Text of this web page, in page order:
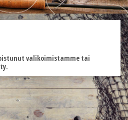
valikoimistamme tai